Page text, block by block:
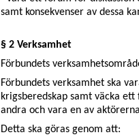
samt konsekvenser av dessa
§ 2 Verksamhet
Förbundets
Förbundets verksamhet ska
krigsberedskap samt väcka
andra och vara en av
Detta ska göras genom att: